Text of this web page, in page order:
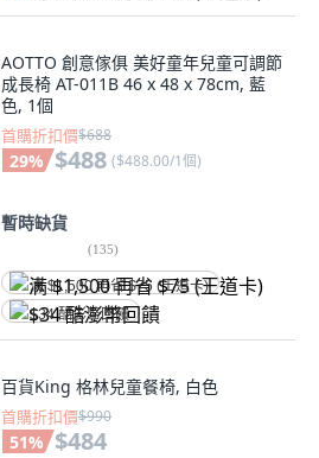
AOTTO 創意傢俱 美好童年兒童可調節
成長椅 AT-011B 46 x 48 x 78cm, 藍
色, 1個
首購折扣價$688
29% $488 ($488.00/1個)
暫時缺貨
(135)
满 $1,500 再省 $75 (王道卡)
$34 酷澎幣回饋
百貨King 格林兒童餐椅, 白色
首購折扣價$990
51% $484